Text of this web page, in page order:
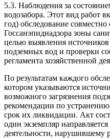
5.3. Наблюдения за
водозабора. Этот вид работ
год) обследование совместно
Госсанэпиднадзора зоны
целью выявления
подземных вод и проверки
регламента хозяйственной
По результатам каждого
котором указываются
возможного загрязнения
рекомендации по
срок их ликвидации. Акт
один экземпляр
деятельности, нарушившему